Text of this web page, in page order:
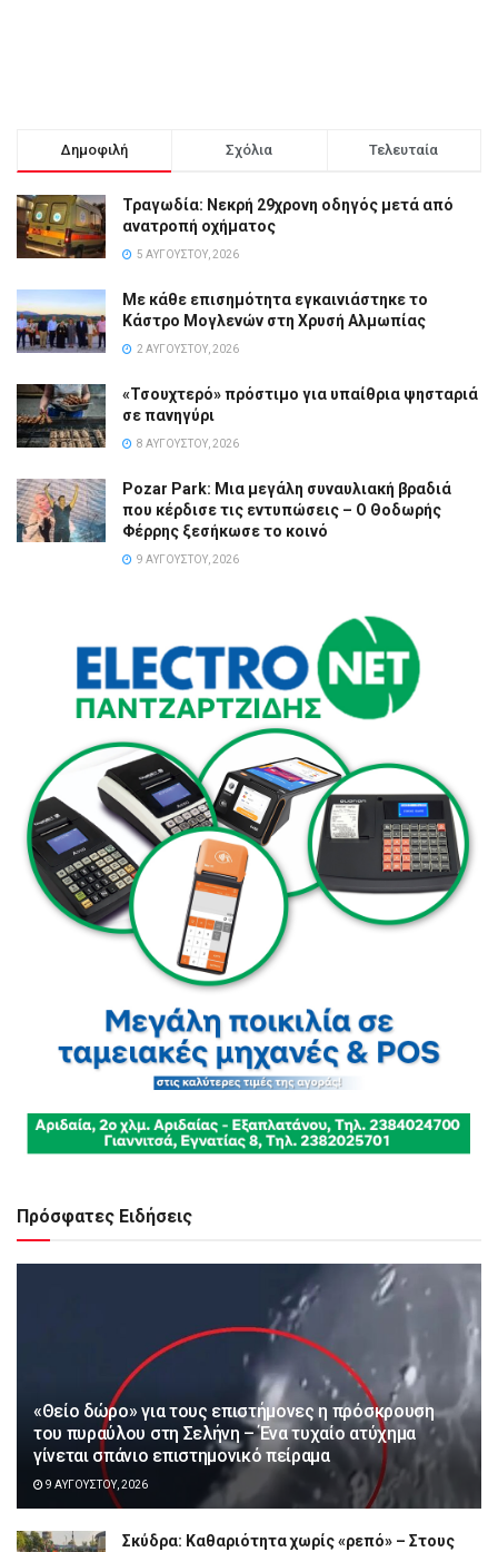
Δημοφιλή Σχόλια Τελευταία
Τραγωδία: Νεκρή 29χρονη οδηγός μετά από
ανατροπή οχήματος
5 ΑΥΓΟΎΣΤΟΥ, 2026
Με κάθε επισημότητα εγκαινιάστηκε το
Κάστρο Μογλενών στη Χρυσή Αλμωπίας
2 ΑΥΓΟΎΣΤΟΥ, 2026
«Τσουχτερό» πρόστιμο για υπαίθρια ψησταριά
σε πανηγύρι
8 ΑΥΓΟΎΣΤΟΥ, 2026
Pozar Park: Μια μεγάλη συναυλιακή βραδιά
που κέρδισε τις εντυπώσεις – Ο Θοδωρής
Φέρρης ξεσήκωσε το κοινό
9 ΑΥΓΟΎΣΤΟΥ, 2026
Πρόσφατες Ειδήσεις
«Θείο δώρο» για τους επιστήμονες η πρόσκρουση
του πυραύλου στη Σελήνη – Ένα τυχαίο ατύχημα
γίνεται σπάνιο επιστημονικό πείραμα
9 ΑΥΓΟΎΣΤΟΥ, 2026
Σκύδρα: Καθαριότητα χωρίς «ρεπό» – Στους